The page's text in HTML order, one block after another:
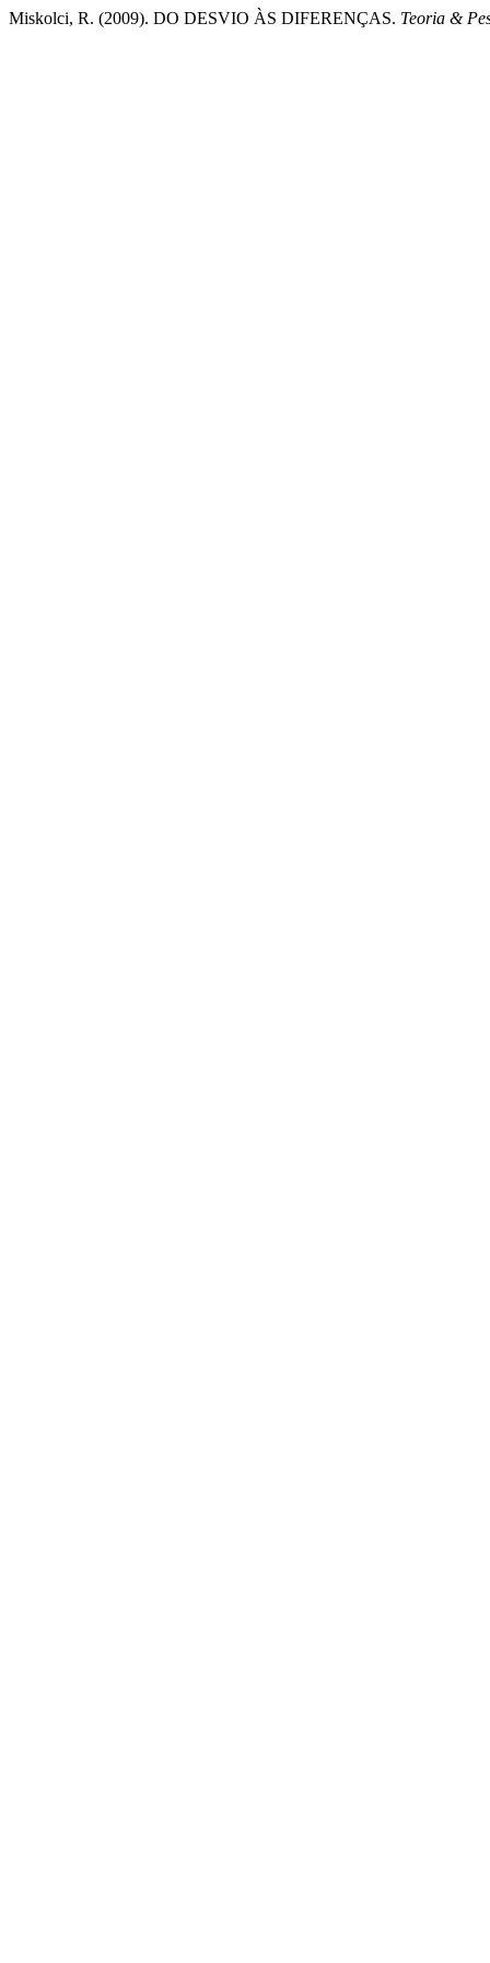
Miskolci, R. (2009). DO DESVIO ÀS DIFERENÇAS. Teoria &